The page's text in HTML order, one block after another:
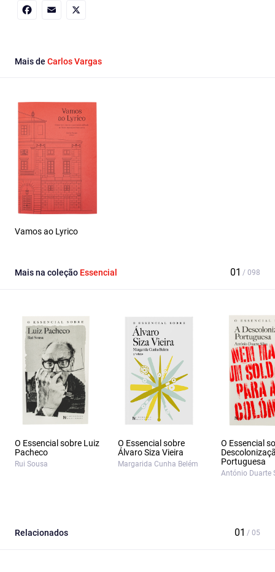
Mais de Carlos Vargas
Vamos ao Lyrico
Mais na coleção Essencial
O Essencial sobre Luiz
Pacheco
Rui Sousa
O Essencial sobre
Álvaro Siza Vieira
Margarida Cunha Belém
O Essencial
Portuguesa
António Duarte
Relacionados